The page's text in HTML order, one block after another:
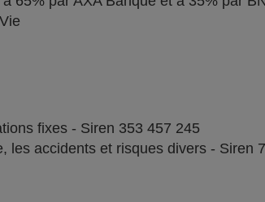
fixes - Siren 353 457 245
les accidents et risques divers - Siren